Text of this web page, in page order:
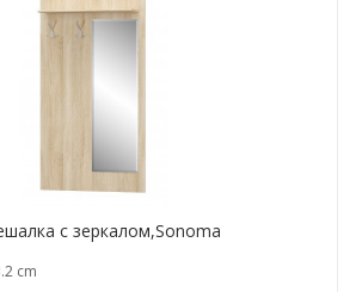
с зеркалом,Sonoma
cm